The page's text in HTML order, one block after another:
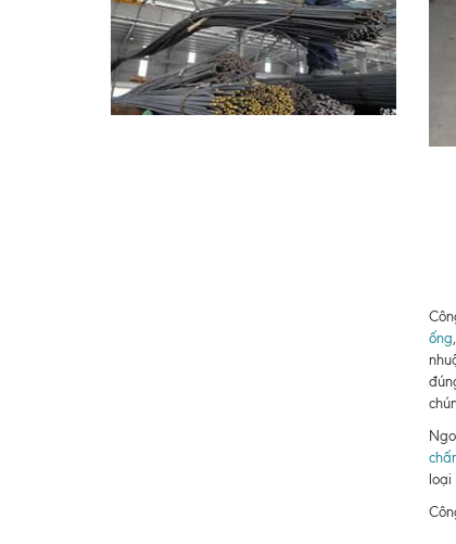
ống,